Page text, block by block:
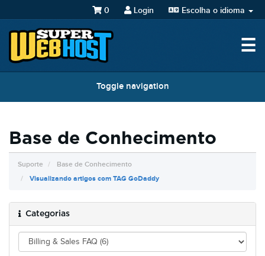
Escolha o idioma
Login
0
☰
Toggle navigation
Base de Conhecimento
Suporte
Base de Conhecimento
Visualizando artigos com TAG GoDaddy
Categorias